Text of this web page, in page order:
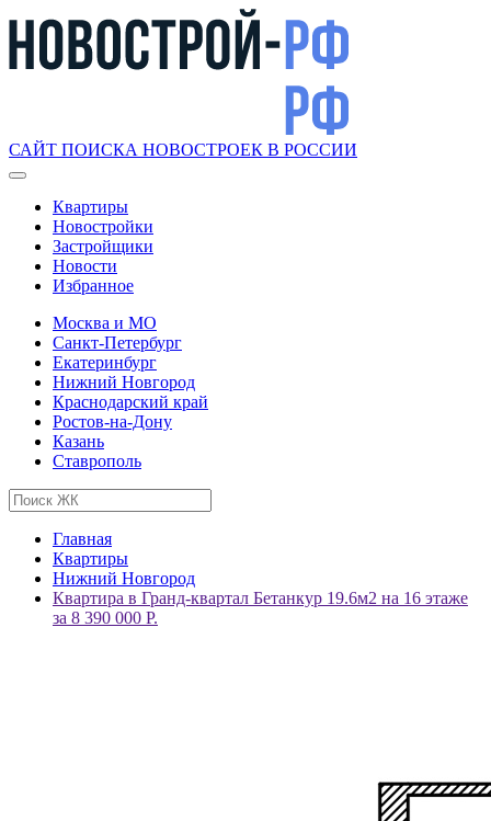
САЙТ ПОИСКА НОВОСТРОЕК В РОССИИ
Квартиры
Новостройки
Застройщики
Новости
Избранное
Москва и МО
Санкт-Петербург
Екатеринбург
Нижний Новгород
Краснодарский край
Ростов-на-Дону
Казань
Ставрополь
Главная
Квартиры
Нижний Новгород
Квартира в Гранд-квартал Бетанкур 19.6м2 на 16 этаже
за 8 390 000 Р.